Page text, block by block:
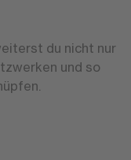
du nicht nur
und so